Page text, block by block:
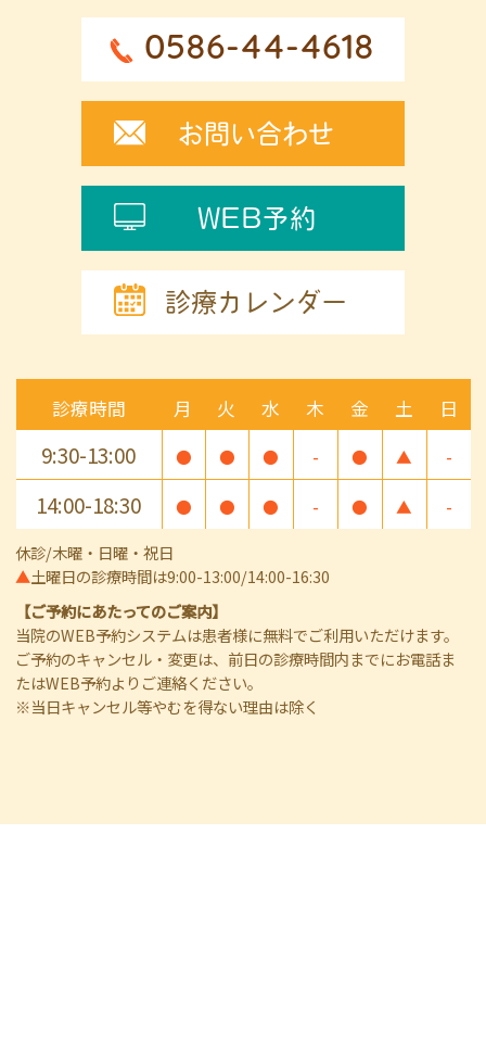
0586-44-4618
お問い合わせ
WEB予約
診療カレンダー
診療時間 月 火 水 木 金 土 日
9:30-13:00 ● ● ● - ● ▲ -
14:00-18:30 ● ● ● - ● ▲ -
休診/木曜・日曜・祝日
▲土曜日の診療時間は9:00-13:00/14:00-16:30
【ご予約にあたってのご案内】
当院のWEB予約システムは患者様に無料でご利用いただけます。
ご予約のキャンセル・変更は、前日の診療時間内までにお電話ま
たはWEB予約よりご連絡ください。
※当日キャンセル等やむを得ない理由は除く